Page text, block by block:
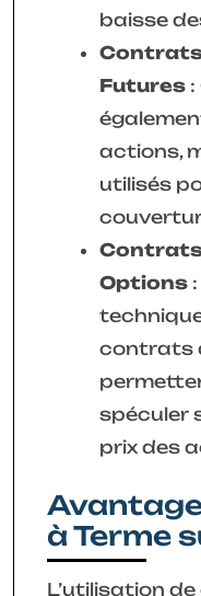
baisse
Contrats
Futures
actions,
utilisés
Contrats
Options
contrats
spéculer
prix des
à Terme
L’utilisation